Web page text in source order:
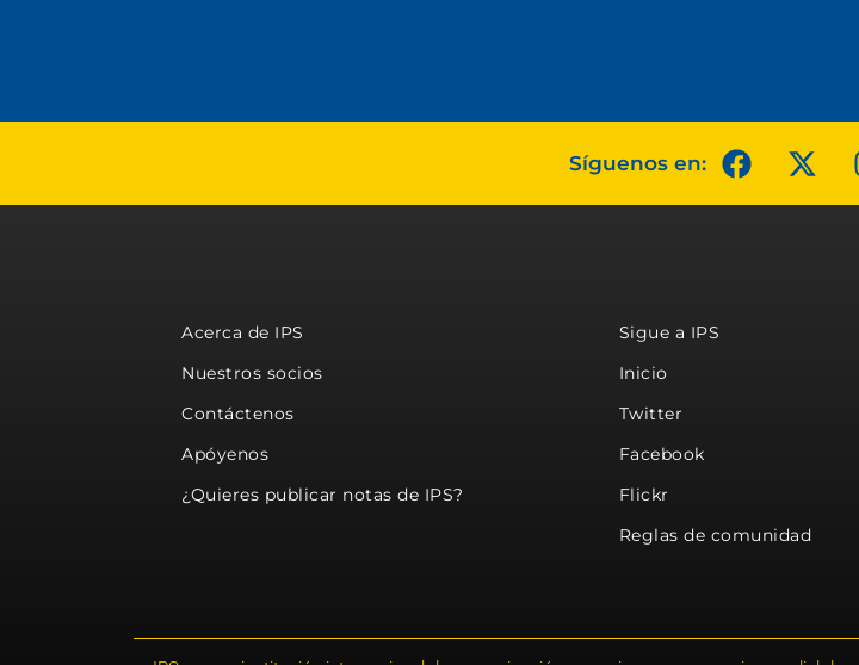
Síguenos en:
Acerca de IPS
Nuestros socios
Contáctenos
Apóyenos
¿Quieres publicar notas de IPS?
Sigue a IPS
Inicio
Twitter
Facebook
Flickr
Reglas de comunidad